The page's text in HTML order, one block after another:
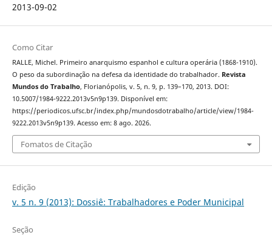
2013-09-02
Como Citar
RALLE, Michel. Primeiro anarquismo espanhol e cultura operária (1868-1910).
O peso da subordinação na defesa da identidade do trabalhador. Revista
Mundos do Trabalho, Florianópolis, v. 5, n. 9, p. 139–170, 2013. DOI:
10.5007/1984-9222.2013v5n9p139. Disponível em:
https://periodicos.ufsc.br/index.php/mundosdotrabalho/article/view/1984-
9222.2013v5n9p139. Acesso em: 8 ago. 2026.
Fomatos de Citação
Edição
v. 5 n. 9 (2013): Dossiê: Trabalhadores e Poder Municipal
Seção